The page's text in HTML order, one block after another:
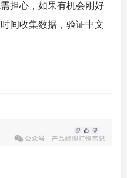
担心，如果有机会刚好
间收集数据，验证中文